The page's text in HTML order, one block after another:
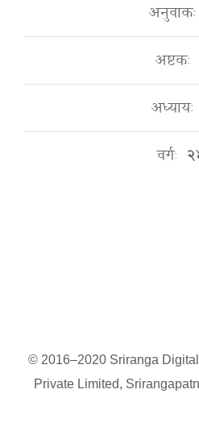
अनुवाकः
अष्टकः
अध्यायः
वर्गः
© 2016–2020 Sriranga
Private Limited,